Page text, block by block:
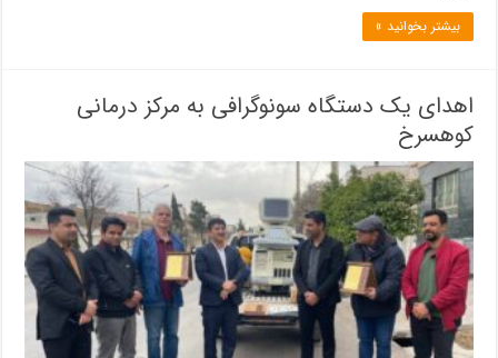
بیشتر بخوانید »
اهدای یک دستگاه سونوگرافی به مرکز درمانی
کوهسرخ